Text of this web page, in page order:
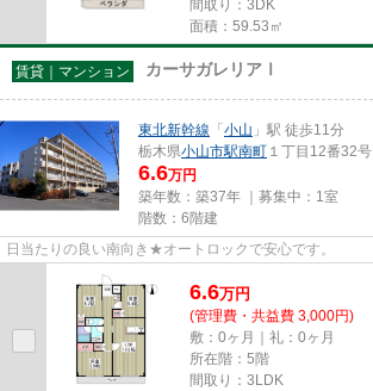
間取り：3DK
面積：59.53㎡
賃貸｜マンション カーサガレリアⅠ
東北新幹線 「小山 」駅 徒歩11分
栃木県小山市駅南町 １丁目12番32号
6.6万円
築年数：築37年 ｜募集中： 1室
階数：6階建
日当たりの良い南向き★オートロックで安心です。
6.6万円
(管理費・共益費 3,000円)
敷：0ヶ月｜礼：0ヶ月
所在階：5階
間取り：3LDK